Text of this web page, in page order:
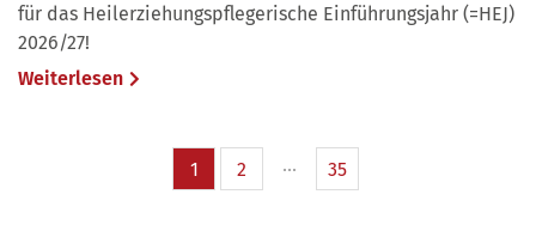
für das Heilerziehungspflegerische Einführungsjahr (=HEJ)
2026/27!
Weiterlesen
1 2 35